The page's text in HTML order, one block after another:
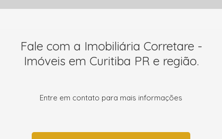
Fale com a Imobiliária Corretare -
Imóveis em Curitiba PR e região.
Entre em contato para mais informações